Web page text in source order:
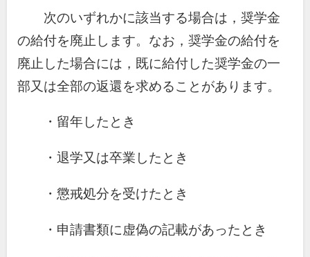
次のいずれかに該当する場合は，奨学金
の給付を廃止します。なお，奨学金の給付を
廃止した場合には，既に給付した奨学金の一
部又は全部の返還を求めることがあります。
・留年したとき
・退学又は卒業したとき
・懲戒処分を受けたとき
・申請書類に虚偽の記載があったとき